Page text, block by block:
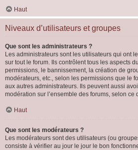
Haut
Niveaux d’utilisateurs et groupes
Que sont les administrateurs ?
Les administrateurs sont les utilisateurs qui ont
sur tout le forum. Ils contrôlent tous les aspects
permissions, le bannissement, la création de
modérateurs, etc., selon les permissions que le
aux autres administrateurs. Ils peuvent aussi
modération sur l’ensemble des forums, selon ce
Haut
Que sont les modérateurs ?
Les modérateurs sont des utilisateurs (ou
consiste à vérifier au jour le jour le bon